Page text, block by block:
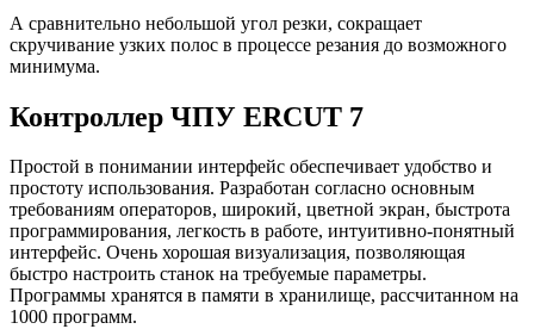
А сравнительно небольшой угол резки, сокращает
скручивание узких полос в процессе резания до возможного
минимума.
Контроллер ЧПУ ERCUT 7
Простой в понимании интерфейс обеспечивает удобство и
простоту использования. Разработан согласно основным
требованиям операторов, широкий, цветной экран, быстрота
программирования, легкость в работе, интуитивно-понятный
интерфейс. Очень хорошая визуализация, позволяющая
быстро настроить станок на требуемые параметры.
Программы хранятся в памяти в хранилище, рассчитанном на
1000 программ.